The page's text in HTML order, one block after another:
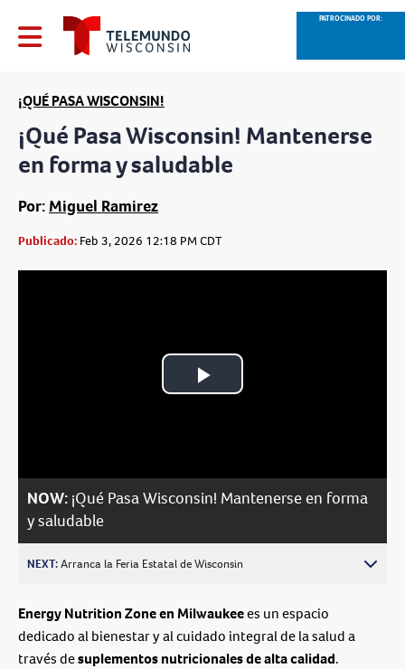
PATROCINADO POR:
¡QUÉ PASA WISCONSIN!
¡Qué Pasa Wisconsin! Mantenerse
en forma y saludable
Por: Miguel Ramirez
Publicado: Feb 3, 2026 12:18 PM CDT
Play
NOW: ¡Qué Pasa Wisconsin! Mantenerse en forma
y saludable
NEXT:Arranca la Feria Estatal de Wisconsin
Energy Nutrition Zone en Milwaukeees un espacio
dedicado al bienestar y al cuidado integral de la salud a
través desuplementos nutricionales de alta calidad.